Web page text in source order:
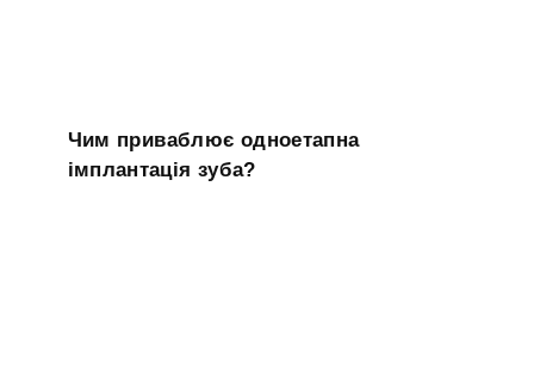
Чим приваблює одноетапна
імплантація зуба?